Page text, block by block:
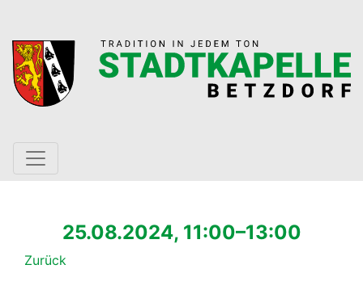
25.08.2024, 11:00–13:00
Zurück